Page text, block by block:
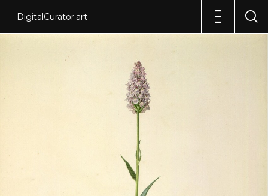
DigitalCurator.art